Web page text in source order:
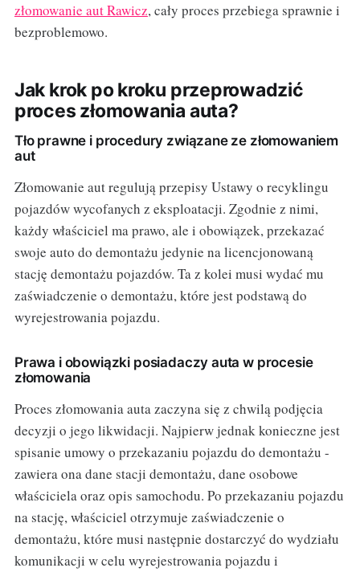
złomowanie aut Rawicz, cały proces przebiega sprawnie i
bezproblemowo.
Jak krok po kroku przeprowadzić
proces złomowania auta?
Tło prawne i procedury związane ze złomowaniem
aut
Złomowanie aut regulują przepisy Ustawy o recyklingu
pojazdów wycofanych z eksploatacji. Zgodnie z nimi,
każdy właściciel ma prawo, ale i obowiązek, przekazać
swoje auto do demontażu jedynie na licencjonowaną
stację demontażu pojazdów. Ta z kolei musi wydać mu
zaświadczenie o demontażu, które jest podstawą do
wyrejestrowania pojazdu.
Prawa i obowiązki posiadaczy auta w procesie
złomowania
Proces złomowania auta zaczyna się z chwilą podjęcia
decyzji o jego likwidacji. Najpierw jednak konieczne jest
spisanie umowy o przekazaniu pojazdu do demontażu -
zawiera ona dane stacji demontażu, dane osobowe
właściciela oraz opis samochodu. Po przekazaniu pojazdu
na stację, właściciel otrzymuje zaświadczenie o
demontażu, które musi następnie dostarczyć do wydziału
komunikacji w celu wyrejestrowania pojazdu i